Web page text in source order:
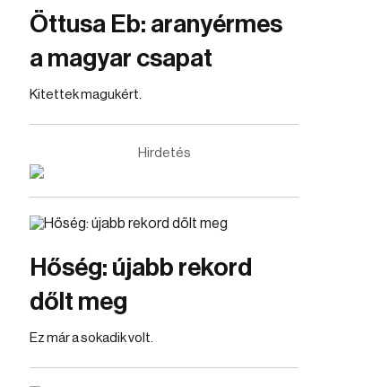
Öttusa Eb: aranyérmes
a magyar csapat
Kitettek magukért.
Hirdetés
Hőség: újabb rekord
dőlt meg
Ez már a sokadik volt.